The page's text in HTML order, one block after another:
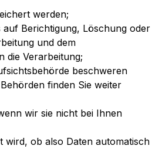
werden;
auf Berichtigung, Löschung oder
und dem
die Verarbeitung;
beschweren
finden Sie weiter
wir sie nicht bei Ihnen
ob also Daten automatisch